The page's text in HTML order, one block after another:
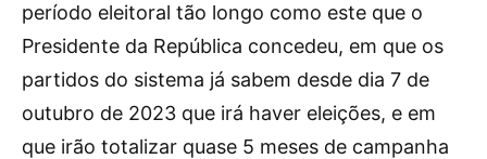
período eleitoral tão longo como este que o
Presidente da República concedeu, em que os
partidos do sistema já sabem desde dia 7 de
outubro de 2023 que irá haver eleições, e em
que irão totalizar quase 5 meses de campanha